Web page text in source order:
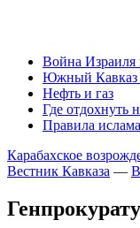
Война Израиля
Южный Кавказ
Нефть и газ
Где отдохнуть
Правила ислама
Карабахское
Вестник Кавказа —